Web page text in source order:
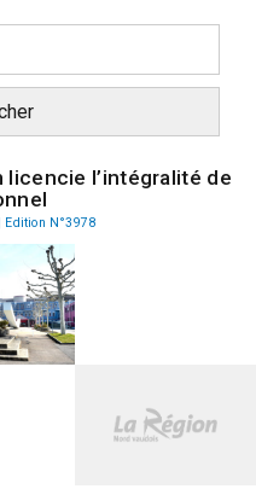
licencie l’intégralité de
N°3978